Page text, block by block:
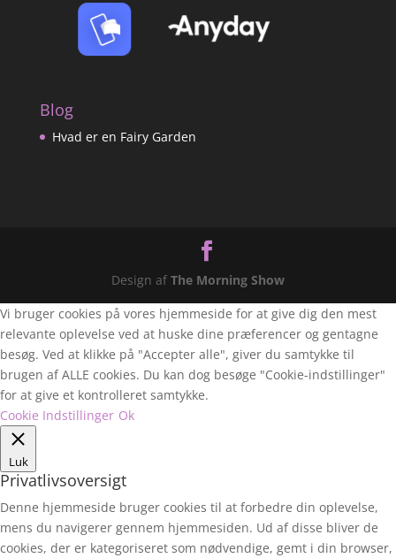
Blog
Hvad er en Fairy Garden
Design af The Morning Show
Vi bruger cookies på vores hjemmeside for at give dig den mest
relevante oplevelse ved at huske dine præferencer og gentagne
besøg. Ved at klikke på "Accepter alle", giver du samtykke til
brugen af ALLE cookies. Du kan dog besøge "Cookie-indstillinger"
for at give et kontrolleret samtykke.
Cookie Indstillinger Ok
Luk
Privatlivsoversigt
Denne hjemmeside bruger cookies til at forbedre din oplevelse,
mens du navigerer gennem hjemmesiden. Ud af disse bliver de
cookies, der er kategoriseret som nødvendige, gemt i din browser,